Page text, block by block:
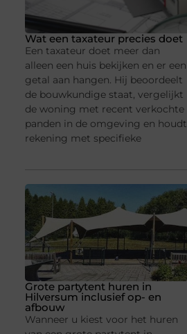
Wat een taxateur precies doet
Een taxateur doet meer dan
alleen een huis bekijken en er een
getal aan hangen. Hij beoordeelt
de bouwkundige staat, vergelijkt
de woning met recent verkochte
panden in de omgeving en houdt
rekening met specifieke
Grote partytent huren in
Hilversum inclusief op- en
afbouw
Wanneer u kiest voor het huren